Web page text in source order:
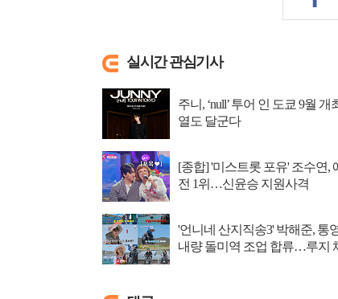
실시간 관심기사
주니, ‘null’ 투어 인 도쿄 9월
열도 달군다
[종합] '미스트롯 포유' 조수연,
전 1위…신윤승 지원사격
'언니네 산지직송3' 박해준, 통
내량 돌미역 조업 합류…루지